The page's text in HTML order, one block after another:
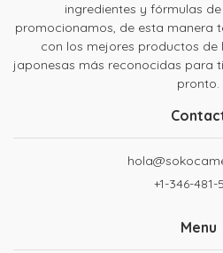
ingredientes y fórmulas
promocionamos, de esta manera
con los mejores productos
japonesas más reconocidas para
pronto.
+1-346-481-
Menu